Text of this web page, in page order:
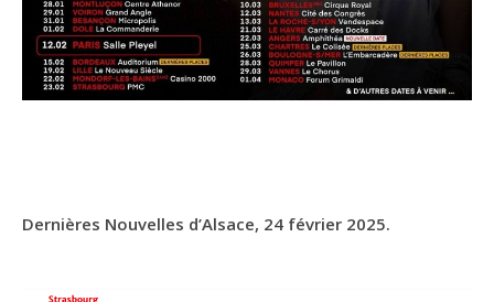
Dernières Nouvelles d’Alsace, 24 février 2025.